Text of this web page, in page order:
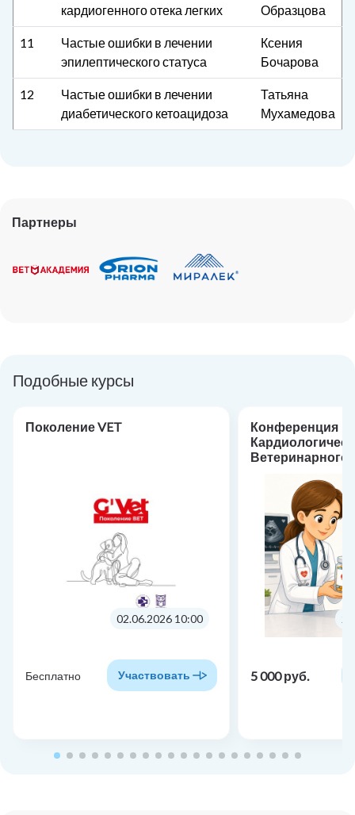
кардиогенного отека легких
Образцова
11
Частые ошибки в лечении
эпилептического статуса
Ксения
Бочарова
12
Частые ошибки в лечении
диабетического кетоацидоза
Татьяна
Мухамедова
Партнеры
Подобные курсы
Поколение VET
02.06.2026 10:00
Бесплатно Участвовать
Конференция
Ветеринарного
кардиологии:
практике»
5 000 руб.